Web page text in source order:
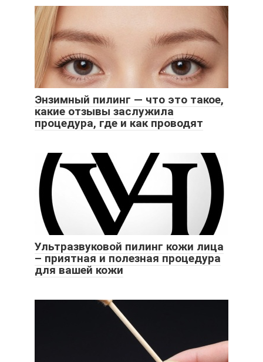
Энзимный пилинг ― что это такое,
какие отзывы заслужила
процедура, где и как проводят
Ультразвуковой пилинг кожи лица
– приятная и полезная процедура
для вашей кожи